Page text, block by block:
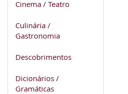
Cinema / Teatro
Culinária /
Gastronomia
Descobrimentos
Dicionários /
Gramáticas